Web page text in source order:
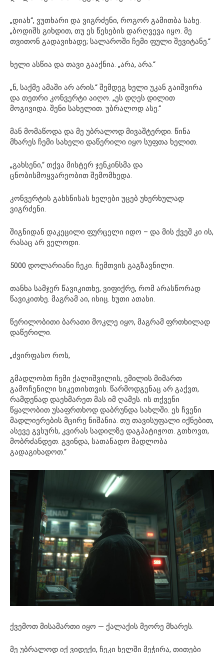
„დიახ“, ვუთხარი და ვიგრძენი, როგორ გამითბა სახე.
„ბოდიშს გიხდით, თუ ეს წესების დარღვევა იყო. მე
თვითონ გადავიხადე; სალაროში ჩემი ფული შევიტანე.“
ხელი ასწია და თავი გააქნია. „არა, არა.“
„ნ, საქმე ამაში არ არის.“ შემდეგ ხელი უკან გაიშვირა
და თეთრი კონვერტი აიღო. „ეს დღეს დილით
მოგივიდა. შენი სახელით. უბრალოდ ასე.“
მან მომაწოდა და მე უბრალოდ მივაშტერდი. წინა
მხარეს ჩემი სახელი დაწერილი იყო სუფთა ხელით.
„გახსენი,“ თქვა მისტერ ჯენკინსმა და
ცნობისმოყვარეობით შემომხედა.
კონვერტის გახსნისას ხელები უცებ უხერხულად
ვიგრძენი.
შიგნიდან დაკეცილი ფურცელი იდო – და მის ქვეშ კი ის,
რასაც არ ველოდი.
5000 დოლარიანი ჩეკი. ჩემთვის გაგზავნილი.
თანხა სამჯერ წავიკითხე, ვიფიქრე, რომ არასწორად
წავიკითხე. მაგრამ აი, ისიც. ხუთი ათასი.
წერილობითი ბარათი მოკლე იყო, მაგრამ ფრთხილად
დაწერილი.
„ძვირფასო როს,
გმადლობთ ჩემი ქალიშვილის, ემილის მიმართ
გამოჩენილი სიკეთისთვის. წარმოდგენაც არ გაქვთ,
რამდენად დაეხმარეთ მას იმ ღამეს. ის თქვენი
წყალობით უსაფრთხოდ დაბრუნდა სახლში. ეს ჩვენი
მადლიერების მცირე ნიშანია. თუ თავისუფალი იქნებით,
ასევე გვსურს, კვირას სადილზე დაგპატიჟოთ. გთხოვთ,
მობრძანდეთ. გვინდა, სათანადო მადლობა
გადაგიხადოთ.“
ქვემოთ მისამართი იყო — ქალაქის მეორე მხარეს.
მე უბრალოდ იქ ვიდექი, ჩეკი ხელში მეჭირა, თითები